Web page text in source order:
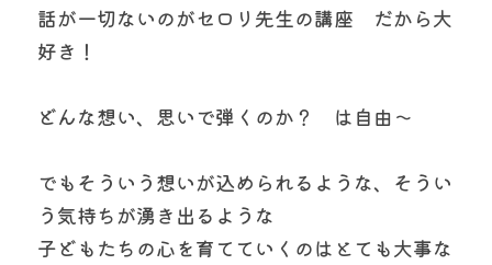
話が一切ないのがセロリ先生の講座　だから大
好き！
どんな想い、思いで弾くのか？　は自由～
でもそういう想いが込められるような、そうい
う気持ちが湧き出るような
子どもたちの心を育てていくのはとても大事な